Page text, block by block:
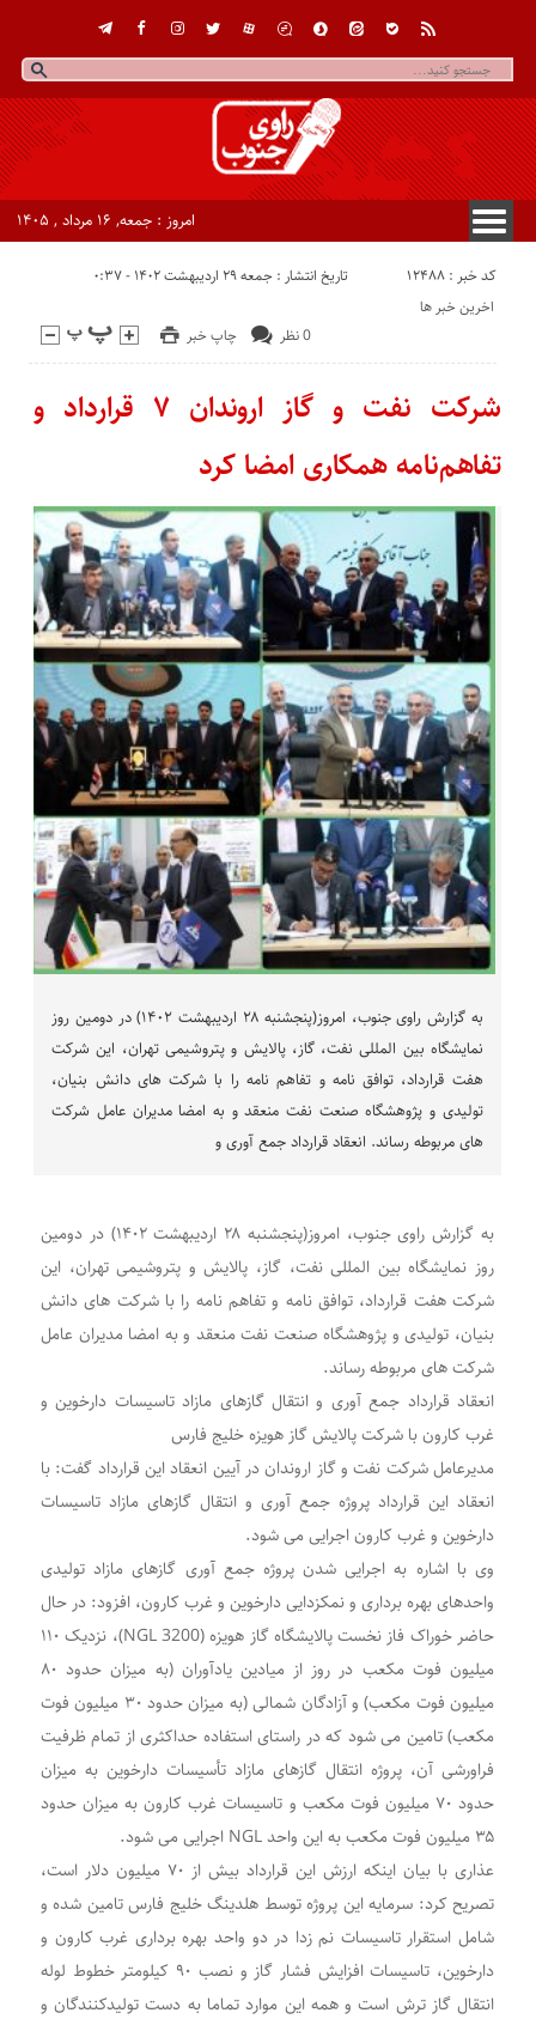
امروز : جمعه, ۱۶ مرداد , ۱۴۰۵
کد خبر : 12488 تاریخ انتشار : جمعه ۲۹ اردیبهشت ۱۴۰۲ - ۰:۳۷
چاپ خبر 0 نظر
اخرین خبر ها
شرکت نفت و گاز اروندان ۷ قرارداد و
تفاهم‌نامه همکاری امضا کرد
به گزارش راوی جنوب، امروز(پنجشنبه ۲۸ اردیبهشت ۱۴۰۲) در دومین روز
نمایشگاه بین المللی نفت، گاز، پالایش و پتروشیمی تهران، این شرکت
هفت قرارداد، توافق نامه و تفاهم نامه را با شرکت های دانش بنیان،
تولیدی و پژوهشگاه صنعت نفت منعقد و به امضا مدیران عامل شرکت
های مربوطه رساند. انعقاد قرارداد جمع آوری و
به گزارش راوی جنوب، امروز(پنجشنبه ۲۸ اردیبهشت ۱۴۰۲) در دومین
روز نمایشگاه بین المللی نفت، گاز، پالایش و پتروشیمی تهران، این
شرکت هفت قرارداد، توافق نامه و تفاهم نامه را با شرکت های دانش
بنیان، تولیدی و پژوهشگاه صنعت نفت منعقد و به امضا مدیران عامل
شرکت های مربوطه رساند.
انعقاد قرارداد جمع آوری و انتقال گازهای مازاد تاسیسات دارخوین و
غرب کارون با شرکت پالایش گاز هویزه خلیج فارس
مدیرعامل شرکت نفت و گاز اروندان در آیین انعقاد این قرارداد گفت: با
انعقاد این قرارداد پروژه جمع آوری و انتقال گازهای مازاد تاسیسات
دارخوین و غرب کارون اجرایی می شود.
وی با اشاره به اجرایی شدن پروژه جمع آوری گازهای مازاد تولیدی
واحدهای بهره برداری و نمکزدایی دارخوین و غرب کارون، افزود: در حال
حاضر خوراک فاز نخست پالایشگاه گاز هویزه (NGL 3200)، نزدیک ۱۱۰
میلیون فوت مکعب در روز از میادین یادآوران (به میزان حدود ۸۰
میلیون فوت مکعب) و آزادگان شمالی (به میزان حدود ۳۰ میلیون فوت
مکعب) تامین می شود که در راستای استفاده حداکثری از تمام ظرفیت
فراورشی آن، پروژه انتقال گازهای مازاد تأسیسات دارخوین به میزان
حدود ۷۰ میلیون فوت مکعب و تاسیسات غرب کارون به میزان حدود
۳۵ میلیون فوت مکعب به این واحد NGL اجرایی می شود‌.
عذاری با بیان اینکه ارزش این قرارداد بیش از ۷٠ میلیون دلار است،
تصریح کرد: سرمایه این پروژه توسط هلدینگ خلیج فارس تامین شده و
شامل استقرار تاسیسات نم زدا در دو واحد بهره برداری غرب کارون و
دارخوین، تاسیسات افزایش فشار گاز و نصب ۹۰ کیلومتر خطوط لوله
انتقال گاز ترش است و همه این موارد تماما به دست تولیدکنندگان و